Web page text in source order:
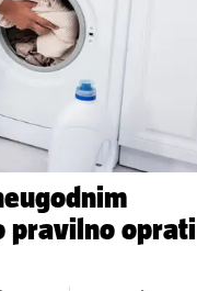
pravilno oprati